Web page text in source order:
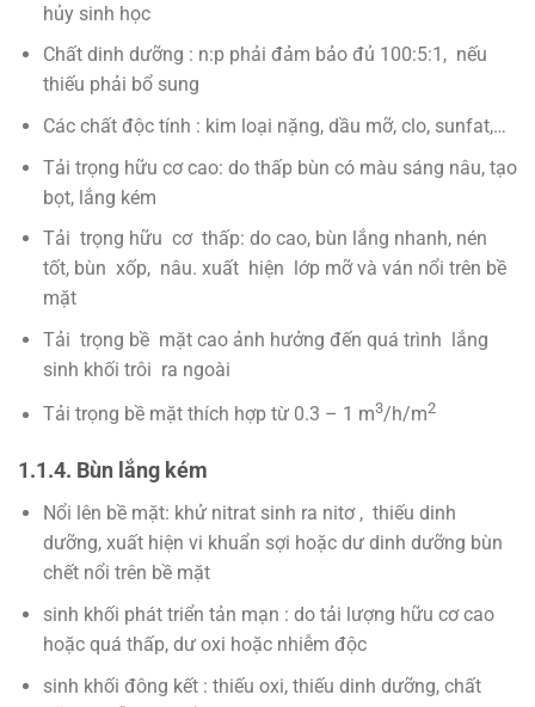
hủy sinh học
Chất dinh dưỡng : n:p phải đảm bảo đủ 100:5:1, nếu
thiếu phải bổ sung
Các chất độc tính : kim loại nặng, dầu mỡ, clo, sunfat,…
Tải trọng hữu cơ cao: do thấp bùn có màu sáng nâu, tạo
bọt, lắng kém
Tải trọng hữu cơ thấp: do cao, bùn lắng nhanh, nén
tốt, bùn xốp, nâu. xuất hiện lớp mỡ và ván nổi trên bề
mặt
Tải trọng bề mặt cao ảnh hưởng đến quá trình lắng
sinh khối trôi ra ngoài
Tải trọng bề mặt thích hợp từ 0.3 – 1 m3/h/m2
1.1.4. Bùn lắng kém
Nổi lên bề mặt: khử nitrat sinh ra nitơ , thiếu dinh
dưỡng, xuất hiện vi khuẩn sợi hoặc dư dinh dưỡng bùn
chết nổi trên bề mặt
sinh khối phát triển tản mạn : do tải lượng hữu cơ cao
hoặc quá thấp, dư oxi hoặc nhiễm độc
sinh khối đông kết : thiếu oxi, thiếu dinh dưỡng, chất